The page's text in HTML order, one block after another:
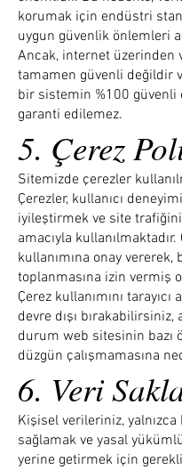
korumak için endüstri
uygun güvenlik önlemleri
Ancak, internet üzerinden
tamamen güvenli değildir
bir sistemin %100 güvenli
garanti edilemez.
5. Çerez
Sitemizde çerezler
Çerezler, kullanıcı
iyileştirmek ve site
amacıyla
kullanımına onay vererek,
toplanmasına izin vermiş
Çerez kullanımını tarayıcı
devre dışı bırakabilirsiniz,
durum web sitesinin bazı
düzgün çalışmamasına
6. Veri
Kişisel verileriniz,
sağlamak ve yasal
yerine getirmek için